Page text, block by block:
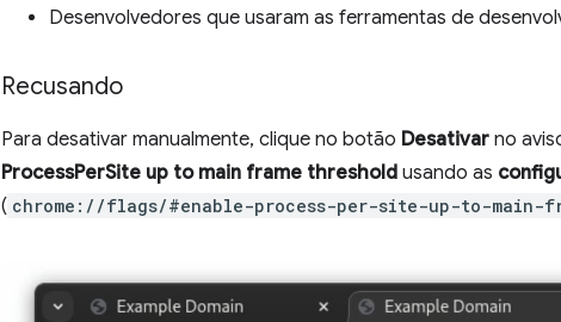
Desenvolvedores que usaram as ferramentas de
Recusando
Para desativar manualmente, clique no botão Desativar no
ProcessPerSite up to main frame threshold usando as
( chrome://flags/#enable-process-per-site-up-to-main-